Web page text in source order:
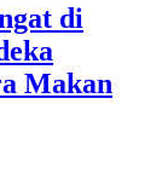
di
Makan